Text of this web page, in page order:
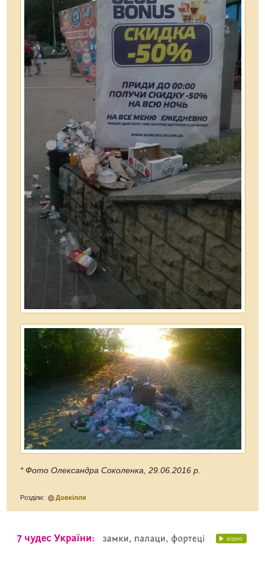
* Фото Олександра Соколенка, 29.06.2016 р.
Розділи: Довкілля